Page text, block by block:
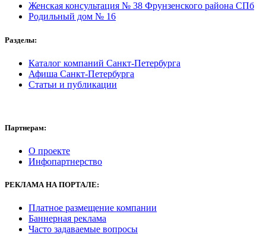
Женская консультация № 38 Фрунзенского района СПб
Родильный дом № 16
Разделы:
Каталог компаний Санкт-Петербурга
Афиша Санкт-Петербурга
Статьи и публикации
Партнерам:
О проекте
Инфопартнерство
РЕКЛАМАНА ПОРТАЛЕ:
Платное размещение компании
Баннерная реклама
Часто задаваемые вопросы